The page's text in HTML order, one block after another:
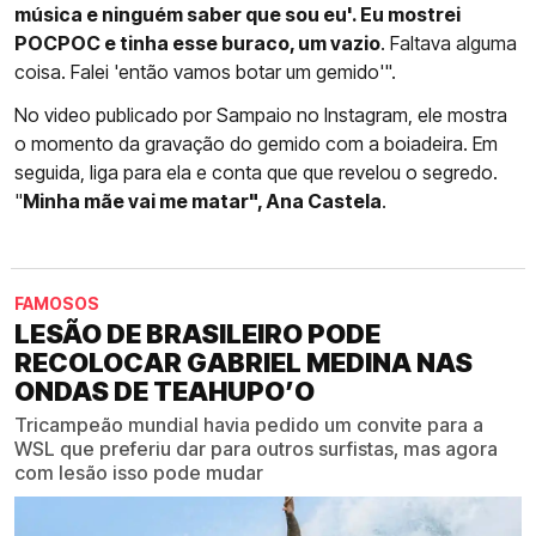
música e ninguém saber que sou eu'. Eu mostrei
POCPOC e tinha esse buraco, um vazio. Faltava alguma
coisa. Falei 'então vamos botar um gemido'".
No video publicado por Sampaio no Instagram, ele mostra
o momento da gravação do gemido com a boiadeira. Em
seguida, liga para ela e conta que que revelou o segredo.
"Minha mãe vai me matar", Ana Castela.
FAMOSOS
LESÃO DE BRASILEIRO PODE
RECOLOCAR GABRIEL MEDINA NAS
ONDAS DE TEAHUPO’O
Tricampeão mundial havia pedido um convite para a
WSL que preferiu dar para outros surfistas, mas agora
com lesão isso pode mudar